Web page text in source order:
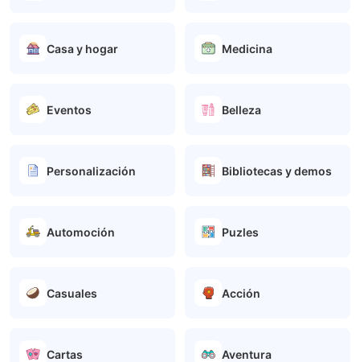
Casa y hogar Medicina
Eventos Belleza
Personalización Bibliotecas y demos
Automoción Puzles
Casuales Acción
Cartas Aventura